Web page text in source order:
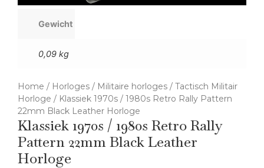
Gewicht
0,09 kg
Home / Horloges / Militaire horloges / Tactisch Militair
Horloge / Klassiek 1970s / 1980s Retro Rally Pattern
22mm Black Leather Horloge
Klassiek 1970s / 1980s Retro Rally
Pattern 22mm Black Leather
Horloge